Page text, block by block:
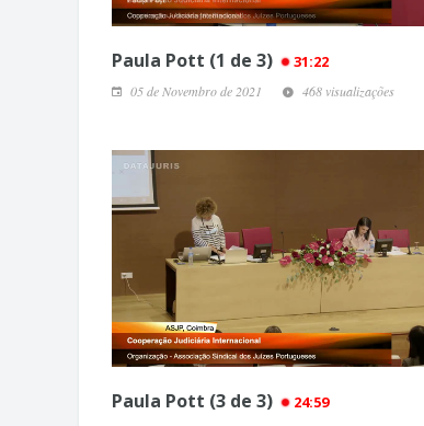
Paula Pott (1 de 3) 31:22
05 de Novembro de 2021 468 visualizações
Paula Pott (3 de 3) 24:59